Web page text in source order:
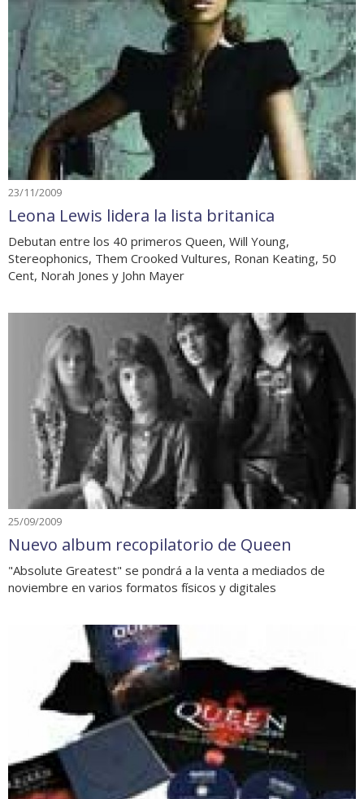
23/11/2009
Leona Lewis lidera la lista britanica
Debutan entre los 40 primeros Queen, Will Young,
Stereophonics, Them Crooked Vultures, Ronan Keating, 50
Cent, Norah Jones y John Mayer
25/09/2009
Nuevo album recopilatorio de Queen
"Absolute Greatest" se pondrá a la venta a mediados de
noviembre en varios formatos físicos y digitales